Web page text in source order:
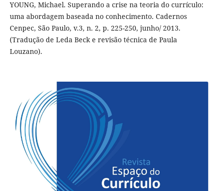
YOUNG, Michael. Superando a crise na teoria do currículo:
uma abordagem baseada no conhecimento. Cadernos
Cenpec, São Paulo, v.3, n. 2, p. 225-250, junho/ 2013.
(Tradução de Leda Beck e revisão técnica de Paula
Louzano).